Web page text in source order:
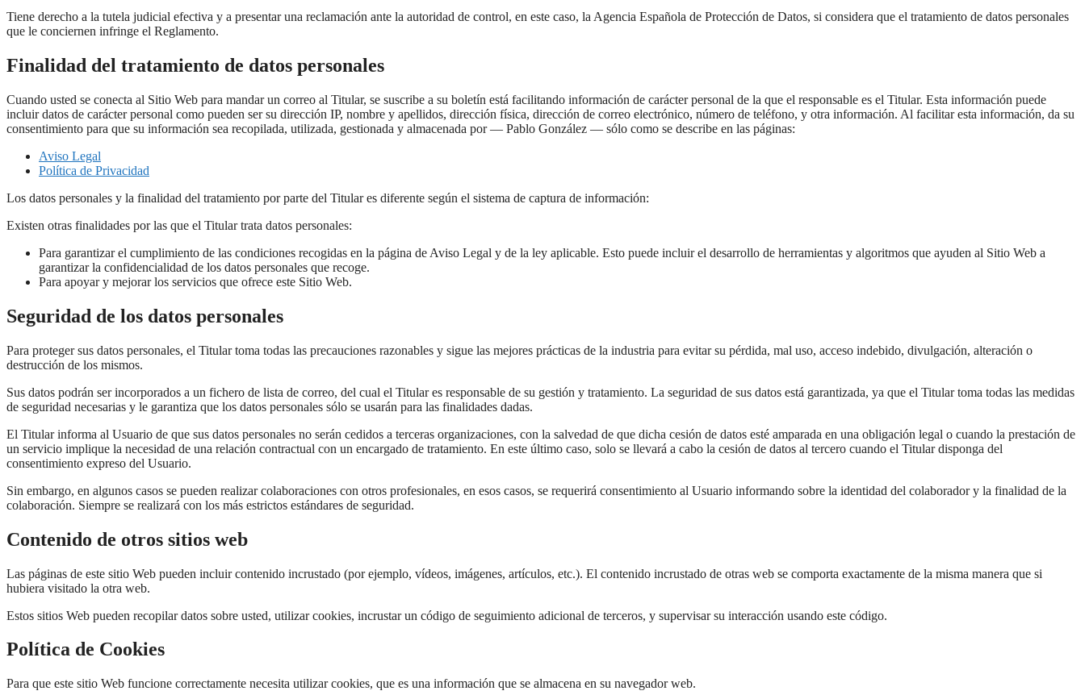
Tiene derecho a la tutela judicial efectiva y a presentar una reclamación ante la autoridad de control, en este caso, la Agencia Española de Protección de Datos, si considera que el tratamiento de datos personales
que le conciernen infringe el Reglamento.
Finalidad del tratamiento de datos personales
Cuando usted se conecta al Sitio Web para mandar un correo al Titular, se suscribe a su boletín está facilitando información de carácter personal de la que el responsable es el Titular. Esta información puede
incluir datos de carácter personal como pueden ser su dirección IP, nombre y apellidos, dirección física, dirección de correo electrónico, número de teléfono, y otra información. Al facilitar esta información, da su
consentimiento para que su información sea recopilada, utilizada, gestionada y almacenada por — Pablo González — sólo como se describe en las páginas:
Aviso Legal
Política de Privacidad
Los datos personales y la finalidad del tratamiento por parte del Titular es diferente según el sistema de captura de información:
Existen otras finalidades por las que el Titular trata datos personales:
Para garantizar el cumplimiento de las condiciones recogidas en la página de Aviso Legal y de la ley aplicable. Esto puede incluir el desarrollo de herramientas y algoritmos que ayuden al Sitio Web a
garantizar la confidencialidad de los datos personales que recoge.
Para apoyar y mejorar los servicios que ofrece este Sitio Web.
Seguridad de los datos personales
Para proteger sus datos personales, el Titular toma todas las precauciones razonables y sigue las mejores prácticas de la industria para evitar su pérdida, mal uso, acceso indebido, divulgación, alteración o
destrucción de los mismos.
Sus datos podrán ser incorporados a un fichero de lista de correo, del cual el Titular es responsable de su gestión y tratamiento. La seguridad de sus datos está garantizada, ya que el Titular toma todas las medidas
de seguridad necesarias y le garantiza que los datos personales sólo se usarán para las finalidades dadas.
El Titular informa al Usuario de que sus datos personales no serán cedidos a terceras organizaciones, con la salvedad de que dicha cesión de datos esté amparada en una obligación legal o cuando la prestación de
un servicio implique la necesidad de una relación contractual con un encargado de tratamiento. En este último caso, solo se llevará a cabo la cesión de datos al tercero cuando el Titular disponga del
consentimiento expreso del Usuario.
Sin embargo, en algunos casos se pueden realizar colaboraciones con otros profesionales, en esos casos, se requerirá consentimiento al Usuario informando sobre la identidad del colaborador y la finalidad de la
colaboración. Siempre se realizará con los más estrictos estándares de seguridad.
Contenido de otros sitios web
Las páginas de este sitio Web pueden incluir contenido incrustado (por ejemplo, vídeos, imágenes, artículos, etc.). El contenido incrustado de otras web se comporta exactamente de la misma manera que si
hubiera visitado la otra web.
Estos sitios Web pueden recopilar datos sobre usted, utilizar cookies, incrustar un código de seguimiento adicional de terceros, y supervisar su interacción usando este código.
Política de Cookies
Para que este sitio Web funcione correctamente necesita utilizar cookies, que es una información que se almacena en su navegador web.